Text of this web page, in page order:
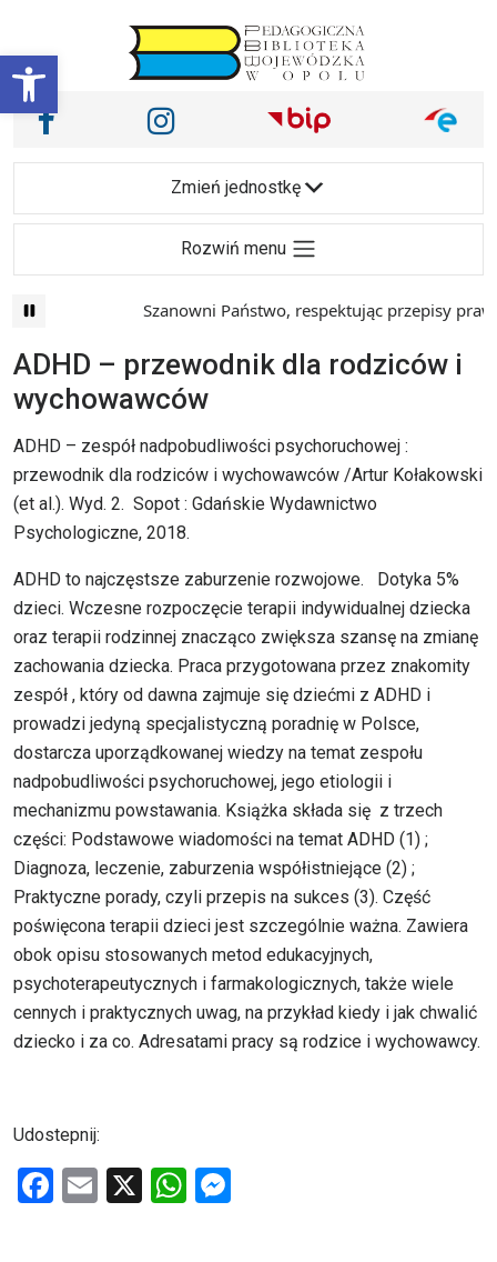
Otwórz pasek narzędzi
Main Navigation
Nasze media społecznościowe i inne
Facebook Instagram
Zmień jednostkę
Rozwiń menu
Szanowni Państwo, respektując przepisy
ADHD – przewodnik dla rodziców i
wychowawców
ADHD – zespół nadpobudliwości psychoruchowej :
przewodnik dla rodziców i wychowawców /Artur Kołakowski
(et al.). Wyd. 2. Sopot : Gdańskie Wydawnictwo
Psychologiczne, 2018.
ADHD to najczęstsze zaburzenie rozwojowe. Dotyka 5%
dzieci. Wczesne rozpoczęcie terapii indywidualnej dziecka
oraz terapii rodzinnej znacząco zwiększa szansę na zmianę
zachowania dziecka. Praca przygotowana przez znakomity
zespół , który od dawna zajmuje się dziećmi z ADHD i
prowadzi jedyną specjalistyczną poradnię w Polsce,
dostarcza uporządkowanej wiedzy na temat zespołu
nadpobudliwości psychoruchowej, jego etiologii i
mechanizmu powstawania. Książka składa się z trzech
części: Podstawowe wiadomości na temat ADHD (1) ;
Diagnoza, leczenie, zaburzenia współistniejące (2) ;
Praktyczne porady, czyli przepis na sukces (3). Część
poświęcona terapii dzieci jest szczególnie ważna. Zawiera
obok opisu stosowanych metod edukacyjnych,
psychoterapeutycznych i farmakologicznych, także wiele
cennych i praktycznych uwag, na przykład kiedy i jak chwalić
dziecko i za co. Adresatami pracy są rodzice i wychowawcy.
Udostepnij:
F
E
X
W